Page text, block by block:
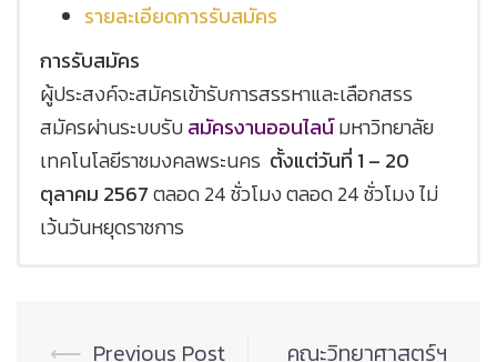
รายละเอียดการรับสมัคร
การรับสมัคร
ผู้ประสงค์จะสมัครเข้ารับการสรรหาและเลือกสรร
สมัครผ่านระบบรับสมัครงานออนไลน์มหาวิทยาลัย
เทคโนโลยีราชมงคลพระนคร ตั้งแต่วันที่ 1 – 20
ตุลาคม 2567ตลอด 24 ชั่วโมง ตลอด 24 ชั่วโมง ไม่
เว้นวันหยุดราชการ
Post
⟵ Previous Post
คณะวิทยาศาสตร์ฯ